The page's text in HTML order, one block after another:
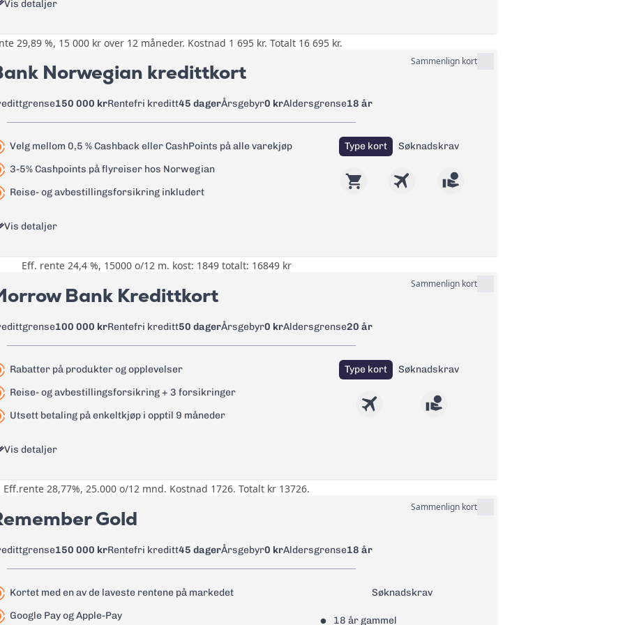
105 kr
Vis detaljer
Opptil 20% rabatt hos over 200 nettbutikker. Rabatt på lading av elbil.
Reise- og avbestillingsforsikring
0 kr
25,22%
29,89%
35 kr + 1 % av uttak
75 kr + 1 % av uttak
35 kr
125 kr
29,89 %, 15 000 kr over 12 måneder. Kostnad 1 695 kr. Totalt 16 695 kr.
Sammenlign kort
Norwegian kredittkort
150 000 krRentefri kreditt45 dagerÅrsgebyr0 krAldersgrense18 år
Velg mellom 0,5 % Cashback eller CashPoints på alle varekjøp
3-5% Cashpoints på flyreiser hos Norwegian
Reise- og avbestillingsforsikring inkludert
Vis detaljer
Type kort Søknadskrav
0,5% på all bruk på kortet i cashback eller cashpoints og 3-5%
Tannhelseforsikring, Betalingsforsikring kredittkort,
Eff. rente 24,4 %, 15000 o/12 m. kost: 1849 totalt: 16849 kr
Sammenlign kort
Bank Kredittkort
100 000 krRentefri kreditt50 dagerÅrsgebyr0 krAldersgrense20 år
Rabatter på produkter og opplevelser
Reise- og avbestillingsforsikring + 3 forsikringer
Utsett betaling på enkeltkjøp i opptil 9 måneder
Vis detaljer
Type kort Søknadskrav
Rabatter på produkter og opplevelser gjennom fordelsprogrammet
Morrow More. Tilgang til fordelsprogrammet Mastercard Pricless.
tyveriforsikring
0 kr
24,90%
Eff.rente 28,77%, 25.000 o/12 mnd. Kostnad 1726. Totalt kr 13726.
Sammenlign kort
Gold
150 000 krRentefri kreditt45 dagerÅrsgebyr0 krAldersgrense18 år
Kortet med en av de laveste rentene på markedet
Google Pay og Apple-Pay
Søknadskrav
18 år gammel